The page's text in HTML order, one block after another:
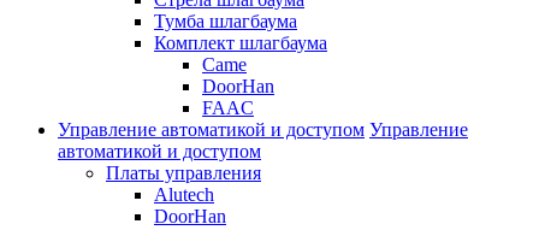
Тумба шлагбаума
Комплект шлагбаума
Came
DoorHan
FAAC
Управление автоматикой и доступом Управление
автоматикой и доступом
Платы управления
Alutech
DoorHan